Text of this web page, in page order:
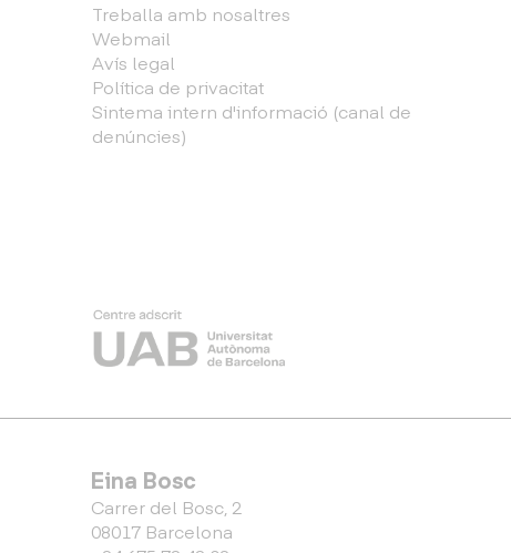
Treballa amb nosaltres
Webmail
Avís legal
Política de privacitat
Sintema intern d'informació (canal de
denúncies)
Eina Bosc
Carrer del Bosc, 2
08017 Barcelona